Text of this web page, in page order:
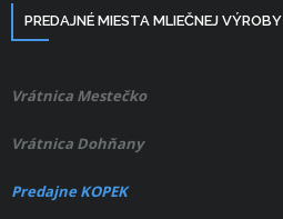
PREDAJNÉ MIESTA MLIEČNEJ VÝROBY
Vrátnica Mestečko
Vrátnica Dohňany
Predajne KOPEK